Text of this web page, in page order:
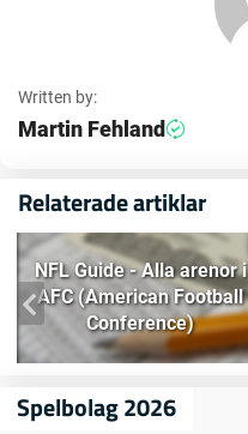
Written by:
Martin Fehland
Relaterade artiklar
NFL Guide - Alla arenor i
AFC (American Football
Conference)
Spelbolag 2026